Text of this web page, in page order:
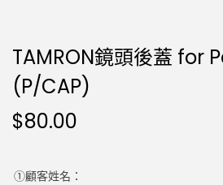
TAMRON鏡頭後蓋 for
(P/CAP)
$80.00
①顧客姓名：